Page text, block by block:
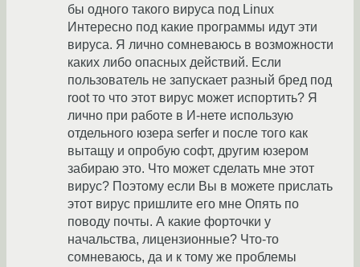
бы одного такого вируса под Linux
Интересно под какие программы идут эти
вируса. Я лично сомневаюсь в возможности
каких либо опасных действий. Если
пользователь не запускает разный бред под
root то что этот вирус может испортить? Я
лично при работе в И-нете использую
отдельного юзера serfer и после того как
вытащу и опробую софт, другим юзером
забираю это. Что может сделать мне этот
вирус? Поэтому если Вы в можете прислать
этот вирус пришлите его мне Опять по
поводу почты. А какие форточки у
начальства, лицензионные? Что-то
сомневаюсь, да и к тому же проблемы